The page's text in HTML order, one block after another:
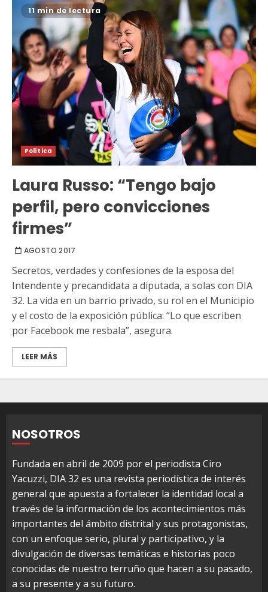
11 min de lectura
Política
Laura Russo: “Tengo bajo
perfil, pero convicciones
firmes”
AGOSTO 2017
Secretos, verdades y confesiones de la esposa del
Intendente y precandidata a diputada, a solas con DIA
32. La vida en un barrio privado, su rol en el Municipio
y el costo de la exposición pública: “Lo que escriben
por Facebook me resbala”, asegura.
LEER MÁS
NOSOTROS
Fundada en abril de 2009 por el periodista Ciro
Yacuzzi, DIA 32 es una revista periodística de interés
general que apuesta a fortalecer la identidad local a
través de la información de los acontecimientos más
importantes del ámbito distrital y sus protagonistas,
con un enfoque serio, plural y participativo, y la
divulgación de diversas temáticas e historias poco
conocidas de nuestro terruño que hacen a su pasado,
a su presente y a su futuro.